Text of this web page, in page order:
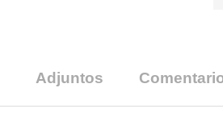
Adjuntos